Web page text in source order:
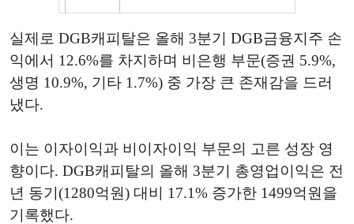
실제로 DGB캐피탈은 올해 3분기 DGB금융지주 손
익에서 12.6%를 차지하며 비은행 부문(증권 5.9%,
생명 10.9%, 기타 1.7%) 중 가장 큰 존재감을 드러
냈다.
이는 이자이익과 비이자이익 부문의 고른 성장 영
향이다. DGB캐피탈의 올해 3분기 총영업이익은 전
년 동기(1280억원) 대비 17.1% 증가한 1499억원을
기록했다.